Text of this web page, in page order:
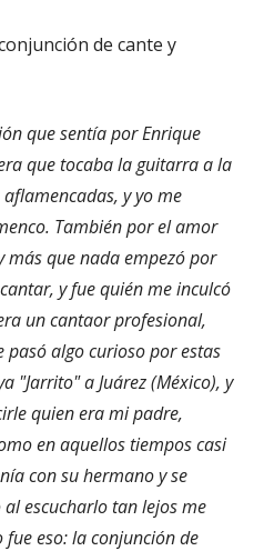
de cante y
que sentía por Enrique
que tocaba la guitarra a la
y yo me
También por el amor
más que nada empezó por
y fue quién me inculcó
un cantaor profesional,
algo curioso por estas
"Jarrito" aJuárez (México), y
quien era mi padre,
en aquellos tiempos casi
con su hermano y se
escucharlo tan lejos me
eso: la conjunción de